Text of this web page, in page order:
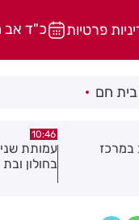
פרטיות כ"ד אב
חם
לילדים
10:30
שוד במרכז